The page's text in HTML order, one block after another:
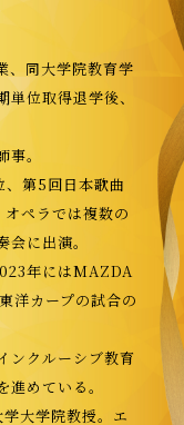
、同大学院教育学
位取得退学後、
。
、第5回日本歌曲
ペラでは複数の
に出演。
年にはMAZDA
洋カープの試合の
ンクルーシブ教育
めている。
大学院教授。エ